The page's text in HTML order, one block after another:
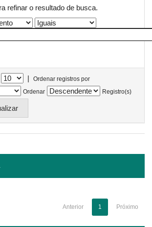
refinar o resultado de busca.
|
Ordenar registros por
Ordenar
Registro(s)
Anterior 1 Próximo